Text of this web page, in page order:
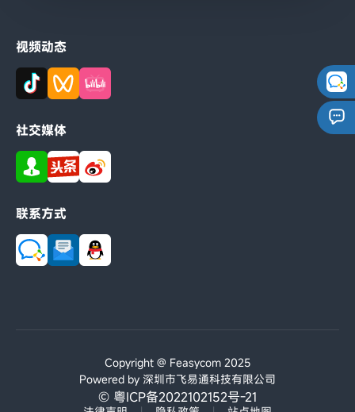
视频动态
社交媒体
联系方式
Copyright @ Feasycom 2025
Powered by 深圳市飞易通科技有限公司
© 粤ICP备2022102152号-21